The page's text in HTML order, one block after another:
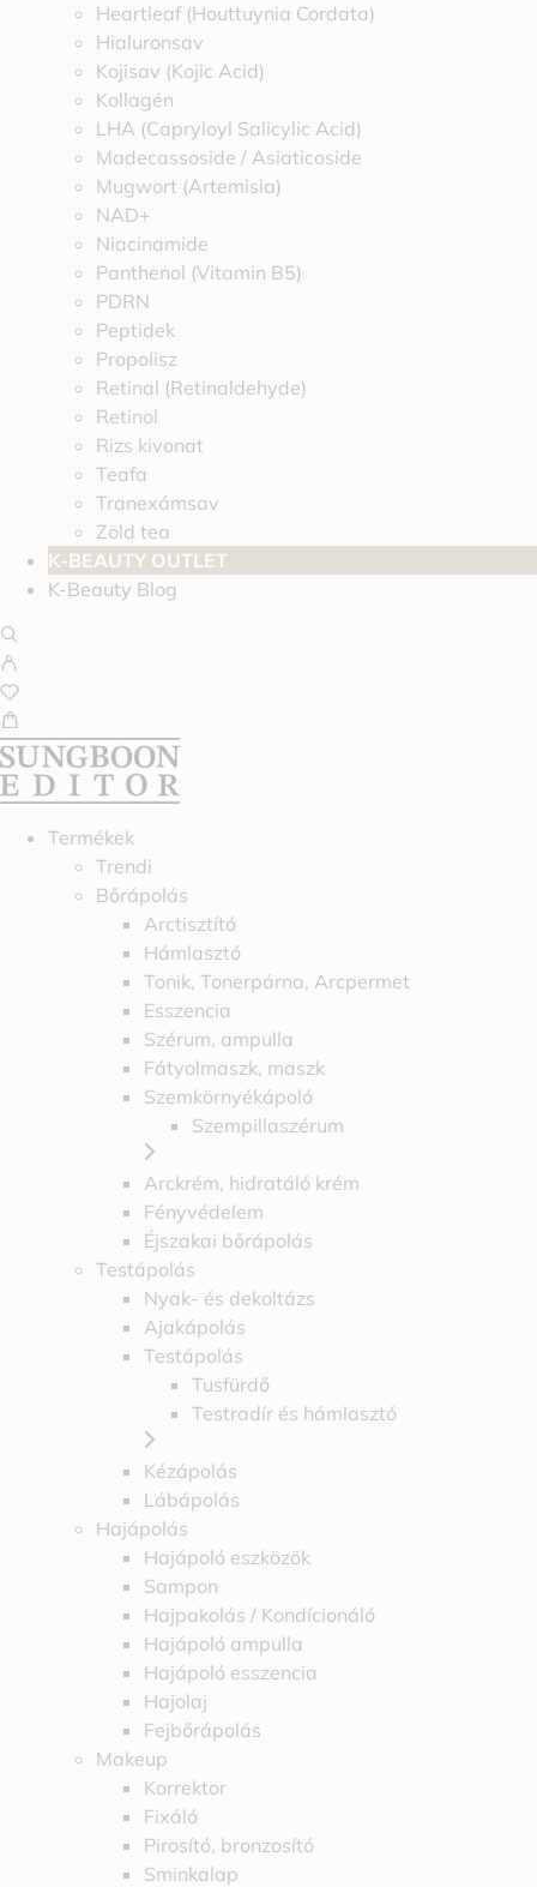
Heartleaf (Houttuynia Cordata)
Hialuronsav
Kojisav (Kojic Acid)
Kollagén
LHA (Capryloyl Salicylic Acid)
Madecassoside / Asiaticoside
Mugwort (Artemisia)
NAD+
Niacinamide
Panthenol (Vitamin B5)
PDRN
Peptidek
Propolisz
Retinal (Retinaldehyde)
Retinol
Rizs kivonat
Teafa
Tranexámsav
Zöld tea
K-BEAUTY OUTLET
K-Beauty Blog
Termékek
Trendi
Bőrápolás
Arctisztító
Hámlasztó
Tonik, Tonerpárna, Arcpermet
Esszencia
Szérum, ampulla
Fátyolmaszk, maszk
Szemkörnyékápoló
Szempillaszérum
Arckrém, hidratáló krém
Fényvédelem
Éjszakai bőrápolás
Testápolás
Nyak- és dekoltázs
Ajakápolás
Testápolás
Tusfürdő
Testradír és hámlasztó
Kézápolás
Lábápolás
Hajápolás
Hajápoló eszközök
Sampon
Hajpakolás / Kondícionáló
Hajápoló ampulla
Hajápoló esszencia
Hajolaj
Fejbőrápolás
Makeup
Korrektor
Fixáló
Pirosító, bronzosító
Sminkalap